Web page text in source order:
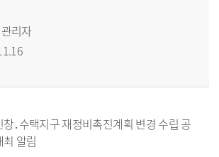
리자
창․수택지구 재정비촉진계획 변경 수립 공
알림